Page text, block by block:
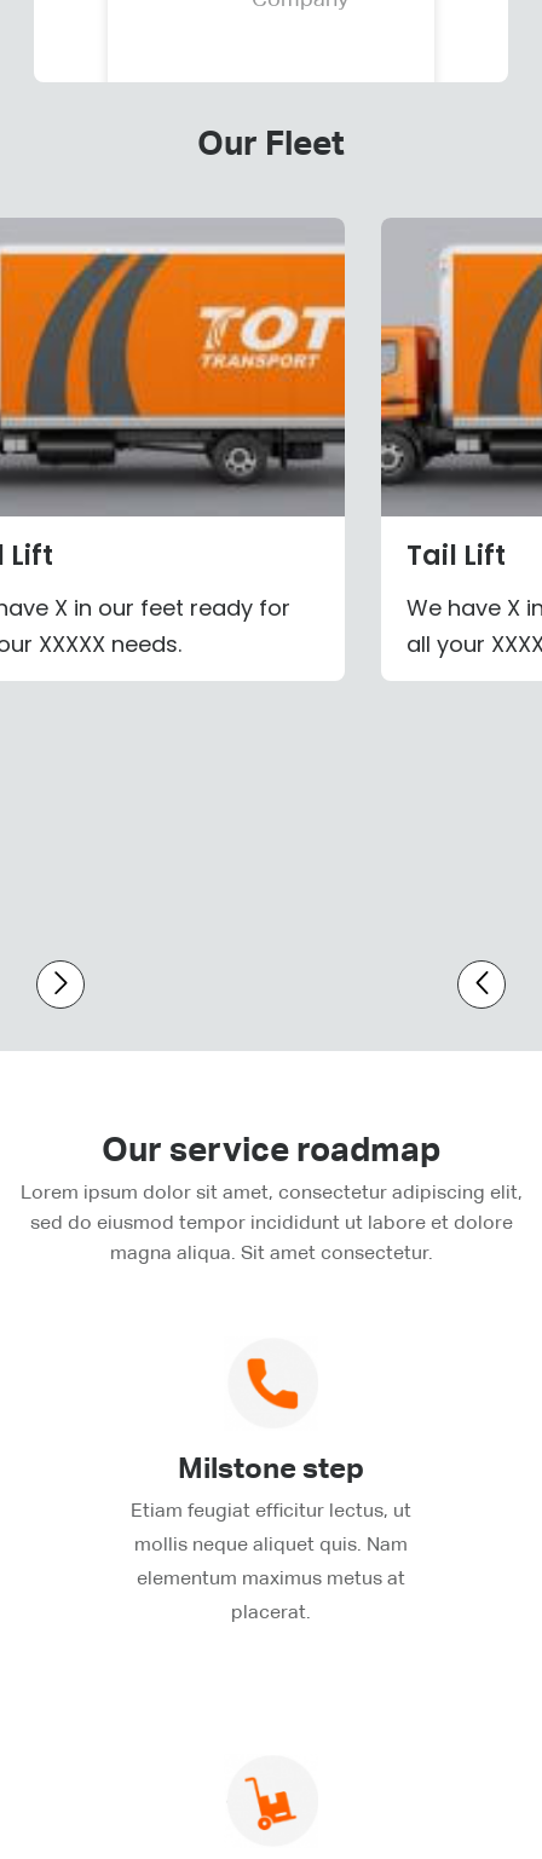
Our Fleet
Lift
X in our feet ready for
XXXXX needs.
Tail Lift
We have X
all your
Our service roadmap
Lorem ipsum dolor sit amet, consectetur adipiscing elit,
sed do eiusmod tempor incididunt ut labore et dolore
magna aliqua. Sit amet consectetur.
Milstone step
Etiam feugiat efficitur lectus, ut
mollis neque aliquet quis. Nam
elementum maximus metus at
placerat.